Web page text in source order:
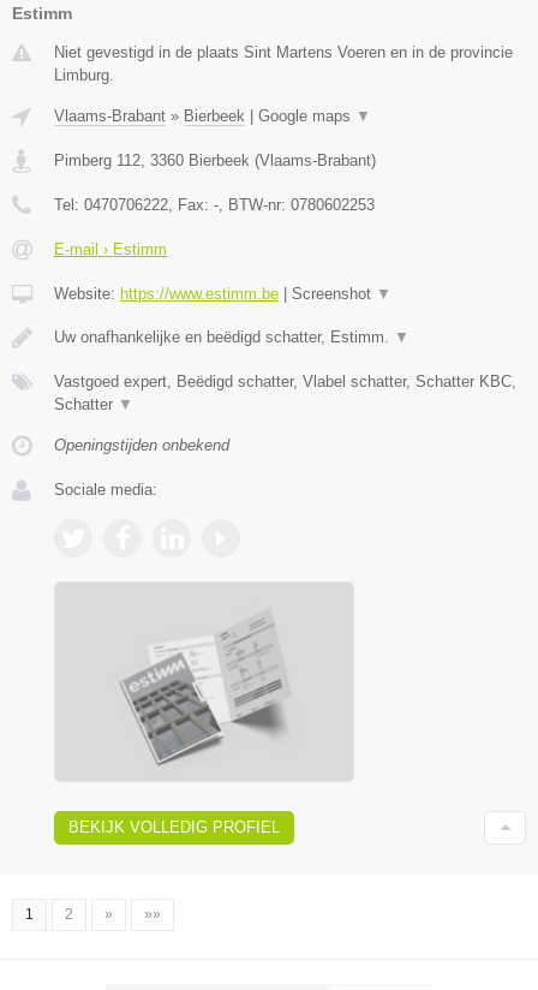
Estimm
Niet gevestigd in de plaats Sint Martens Voeren en in de provincie
Limburg.
Vlaams-Brabant » Bierbeek Google maps ▼
Pimberg 112 3360 Bierbeek (Vlaams-Brabant)
Tel: 0470706222 , Fax: - , BTW-nr: 0780602253
E-mail › Estimm
Website: https://www.estimm.be Screenshot ▼
Uw onafhankelijke en beëdigd schatter, Estimm. ▼
Vastgoed expert, Beëdigd schatter, Vlabel schatter, Schatter KBC,
Schatter ▼
Openingstijden onbekend
Sociale media:
BEKIJK VOLLEDIG PROFIEL
1 2 » »»